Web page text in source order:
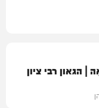
| הגאון רבי ציון